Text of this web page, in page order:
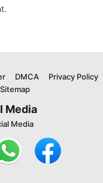
DMCA
Privacy Policy
Sitemap
Media
Media